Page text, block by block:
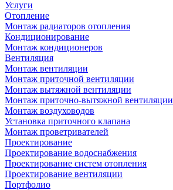
Услуги
Отопление
Монтаж радиаторов отопления
Кондиционирование
Монтаж кондиционеров
Вентиляция
Монтаж вентиляции
Монтаж приточной вентиляции
Монтаж вытяжной вентиляции
Монтаж приточно-вытяжной вентиляции
Монтаж воздуховодов
Установка приточного клапана
Монтаж проветривателей
Проектирование
Проектирование водоснабжения
Проектирование систем отопления
Проектирование вентиляции
Портфолио